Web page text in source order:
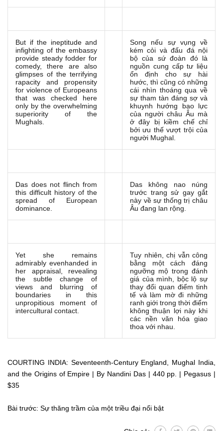
But if the ineptitude and
infighting of the embassy
provide steady fodder for
comedy, there are also
glimpses of the terrifying
rapacity and propensity
for violence of Europeans
that was checked here
only by the overwhelming
superiority of the
Mughals.
Song nếu sự vụng về
kém cỏi và đấu đá nội
bộ của sứ đoàn đó là
nguồn cung cấp tư liệu
ổn định cho sự hài
hước, thì cũng có những
cái nhìn thoáng qua về
sự tham tàn đáng sợ và
khuynh hướng bạo lực
của người châu Âu mà
ở đây bị kiềm chế chỉ
bởi ưu thế vượt trội của
người Mughal.
Das does not flinch from
this difficult history of the
spread of European
dominance.
Das không nao núng
trước trang sử gay gắt
này về sự thống trị châu
Âu đang lan rộng.
Yet she remains
admirably evenhanded in
her appraisal, revealing
the subtle change of
views and blurring of
boundaries in this
unpropitious moment of
intercultural contact.
Tuy nhiên, chị vẫn công
bằng một cách đáng
ngưỡng mộ trong đánh
giá của mình, bộc lộ sự
thay đổi quan điểm tinh
tế và làm mờ đi những
ranh giới trong thời điểm
không thuận lợi này khi
các nền văn hóa giao
thoa với nhau.
COURTING INDIA: Seventeenth-Century England, Mughal India,
and the Origins of Empire | By Nandini Das | 440 pp. | Pegasus |
$35
Bài trước: Sự thăng trầm của một triều đại nổi bật